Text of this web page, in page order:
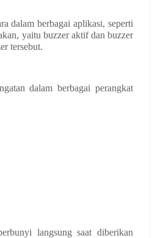
dalam berbagai aplikasi, seperti
yaitu buzzer aktif dan buzzer
tersebut.
dalam berbagai perangkat
langsung saat diberikan